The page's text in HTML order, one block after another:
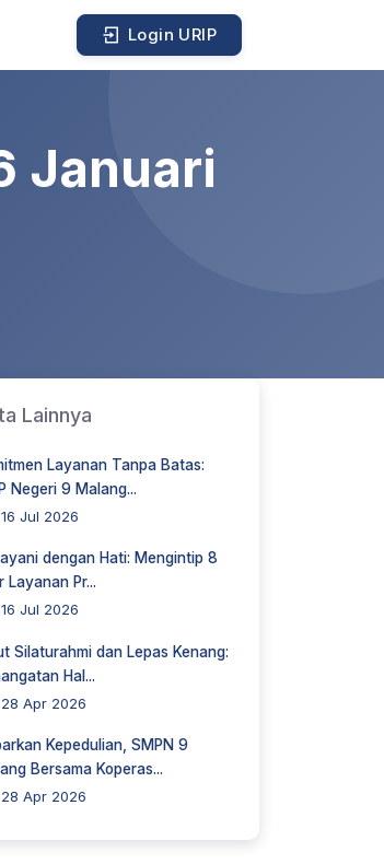
Login URIP
Januari
Lainnya
Layanan Tanpa Batas:
Negeri 9 Malang...
16 Jul 2026
dengan Hati: Mengintip 8
Layanan Pr...
16 Jul 2026
Silaturahmi dan Lepas Kenang:
Hal...
28 Apr 2026
Kepedulian, SMPN 9
Bersama Koperas...
28 Apr 2026